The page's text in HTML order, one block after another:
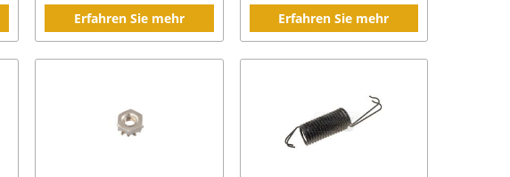
Erfahren Sie mehr Erfahren Sie mehr